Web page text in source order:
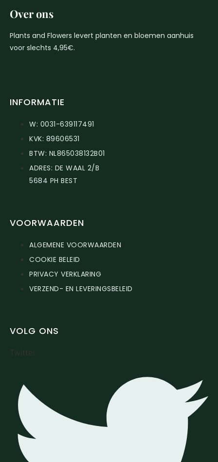
Over ons
Plants and Flowers levert planten en bloemen aanhuis
voor slechts 4,95€.
INFORMATIE
W: 0031-639117491
KVK: 89606531
BTW: NL865038132B01
ADRES: DE WAAL 2/B
5684 PH BEST
VOORWAARDEN
ALGEMENE VOORWAARDEN
COOKIE BELEID
PRIVACY VERKLARING
VERZEND- EN LEVERINGSBELEID
VOLG ONS
Twitter